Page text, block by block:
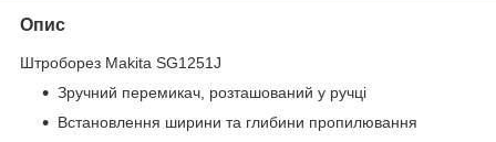
Опис
Штроборез Makita SG1251J
Зручний перемикач, розташований у ручці
Встановлення ширини та глибини пропилювання